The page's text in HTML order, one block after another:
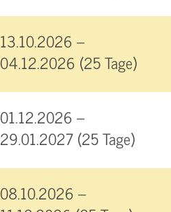
13.10.2026 –
04.12.2026 (25 Tage)
01.12.2026 –
29.01.2027 (25 Tage)
08.10.2026 –